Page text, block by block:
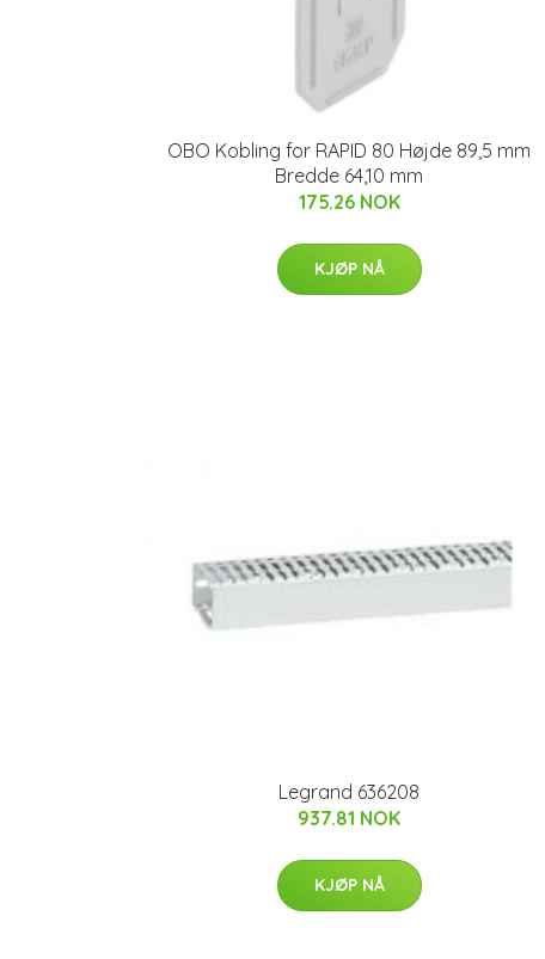
OBO Kobling for RAPID 80 Højde 89,5 mm
Bredde 64,10 mm
175.26 NOK
KJØP NÅ
Legrand 636208
937.81 NOK
KJØP NÅ